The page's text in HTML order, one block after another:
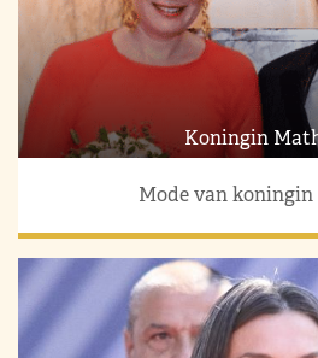
Koningin
Mode van